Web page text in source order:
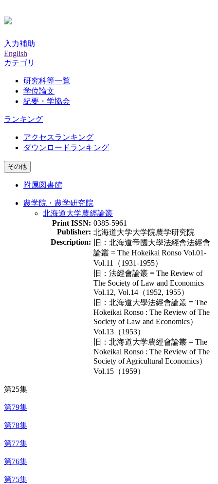
入力補助
English
カテゴリ
研究科等一覧
学位論文
紀要・学協会
ランキング
アクセスランキング
ダウンロードランキング
その他
附属図書館
農学院・農学研究院
北海道大学農經論叢
Print ISSN: 0385-5961
Publisher: 北海道大学大学院農学研究院
Description:
旧：北海道帝國大學法經會法經會
論叢 = The Hokeikai Ronso Vol.01-
Vol.11（1931-1955）
旧：法經會論叢 = The Review of
The Society of Law and Economics
Vol.12, Vol.14（1952, 1955）
旧：北海道大學法經會論叢 = The
Hokeikai Ronso : The Review of The
Society of Law and Economics）
Vol.13（1953）
旧：北海道大学農經會論叢 = The
Nokeikai Ronso : The Review of The
Society of Agricultural Economics）
Vol.15（1959）
第25集
第79集
第78集
第77集
第76集
第75集